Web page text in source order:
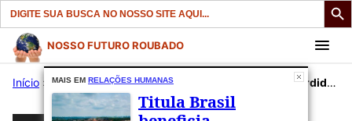
Search
for:
Pular
para
conteúdo
NOSSO FUTURO ROUBADO
Início » Publicações»Sem Categoria Os fantasmas perdidos de 1964
MAIS EM RELAÇÕES HUMANAS
Titula Brasil